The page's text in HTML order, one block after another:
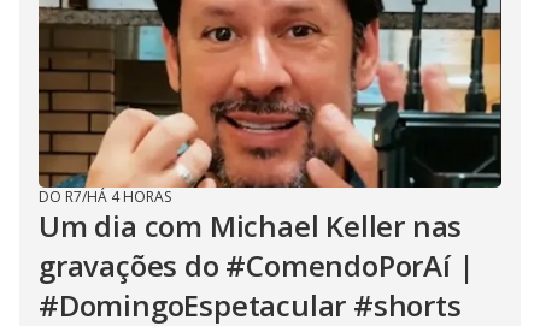
DO R7/HÁ 4 HORAS
Um dia com Michael Keller nas
gravações do #ComendoPorAí |
#DomingoEspetacular #shorts